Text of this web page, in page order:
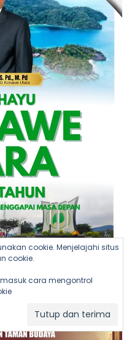
cookie. Menjelajahi situs
cookie.
cara mengontrol